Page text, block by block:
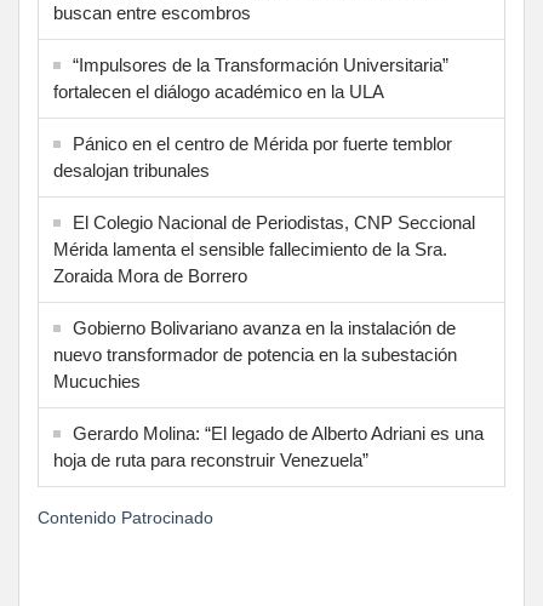
buscan entre escombros
“Impulsores de la Transformación Universitaria”
fortalecen el diálogo académico en la ULA
Pánico en el centro de Mérida por fuerte temblor
desalojan tribunales
El Colegio Nacional de Periodistas, CNP Seccional
Mérida lamenta el sensible fallecimiento de la Sra.
Zoraida Mora de Borrero
Gobierno Bolivariano avanza en la instalación de
nuevo transformador de potencia en la subestación
Mucuchies
Gerardo Molina: “El legado de Alberto Adriani es una
hoja de ruta para reconstruir Venezuela”
Contenido Patrocinado